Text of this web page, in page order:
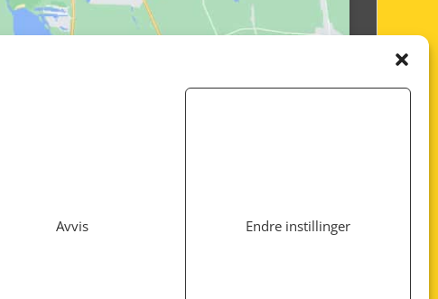
Avvis Endre instillinger